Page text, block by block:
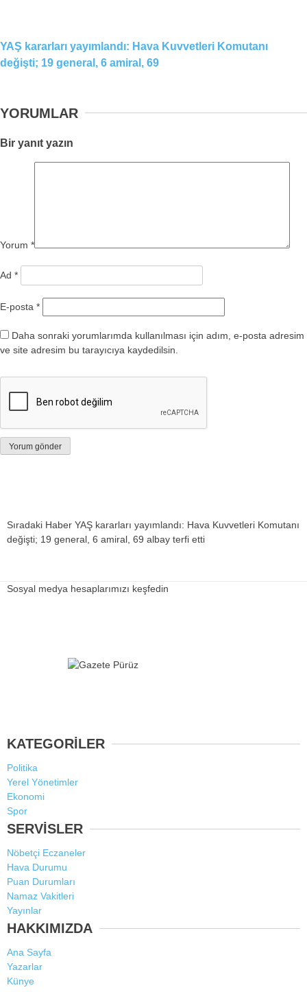
YAŞ kararları yayımlandı: Hava Kuvvetleri Komutanı
değişti; 19 general, 6 amiral, 69
YORUMLAR
Bir yanıt yazın
Yorum *
Ad *
E-posta *
Daha sonraki yorumlarımda kullanılması için adım, e-posta adresim
ve site adresim bu tarayıcıya kaydedilsin.
Sıradaki Haber YAŞ kararları yayımlandı: Hava Kuvvetleri Komutanı
değişti; 19 general, 6 amiral, 69 albay terfi etti
Sosyal medya hesaplarımızı keşfedin
KATEGORİLER
Politika
Yerel Yönetimler
Ekonomi
Spor
SERVİSLER
Nöbetçi Eczaneler
Hava Durumu
Puan Durumları
Namaz Vakitleri
Yayınlar
HAKKIMIZDA
Ana Sayfa
Yazarlar
Künye